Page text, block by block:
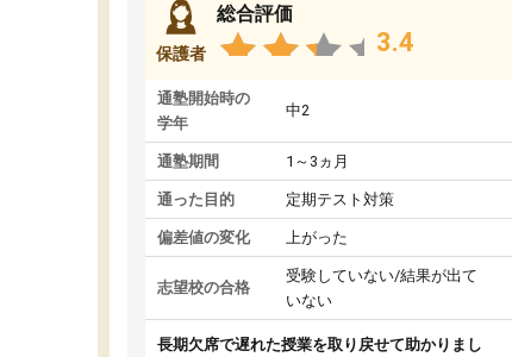
保護者
総合評価
3.4
通塾開始時の
学年
中2
通塾期間 1～3ヵ月
通った目的 定期テスト対策
偏差値の変化 上がった
志望校の合格
受験していない/結果が出て
いない
長期欠席で遅れた授業を取り戻せて助かりまし